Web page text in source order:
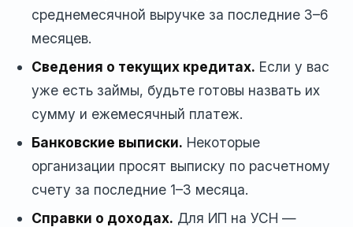
среднемесячной выручке за последние 3–6
месяцев.
Сведения о текущих кредитах. Если у вас
уже есть займы, будьте готовы назвать их
сумму и ежемесячный платеж.
Банковские выписки. Некоторые
организации просят выписку по расчетному
счету за последние 1–3 месяца.
Справки о доходах. Для ИП на УСН —